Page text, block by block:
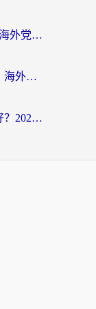
国外玩龙之谷2很卡怎么办？2026海外党必看的国服游戏加速全攻略
在国外打一人之下加速器有用吗？海外党国服游戏畅玩全攻略
在欧洲玩无畏契约用什么加速器好？2026海外党亲测有效指南